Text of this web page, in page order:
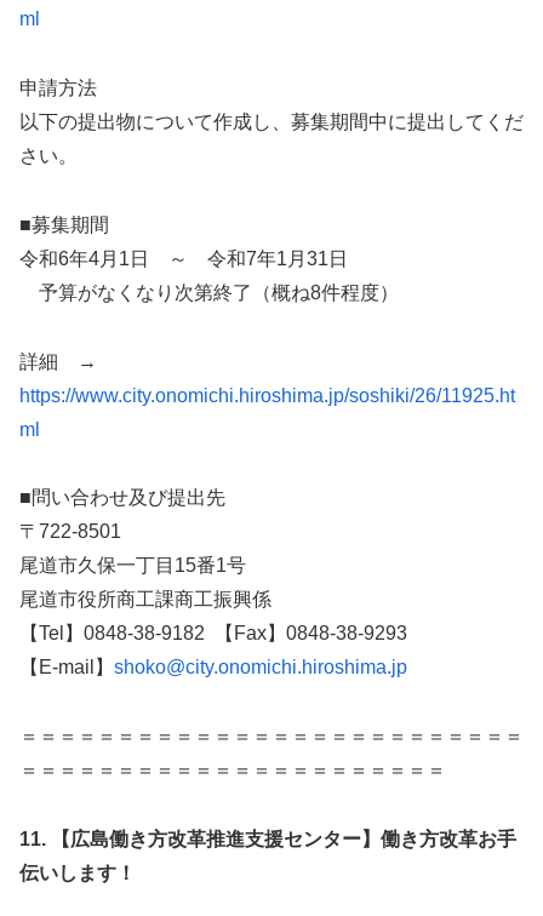
ml
申請方法
以下の提出物について作成し、募集期間中に提出してくだ
さい。
■募集期間
令和6年4月1日 ～ 令和7年1月31日
予算がなくなり次第終了（概ね8件程度）
詳細 →
https://www.city.onomichi.hiroshima.jp/soshiki/26/11925.ht
ml
■問い合わせ及び提出先
〒722-8501
尾道市久保一丁目15番1号
尾道市役所商工課商工振興係
【Tel】0848-38-9182 【Fax】0848-38-9293
【E-mail】 shoko@city.onomichi.hiroshima.jp
＝＝＝＝＝＝＝＝＝＝＝＝＝＝＝＝＝＝＝＝＝＝＝＝＝＝
＝＝＝＝＝＝＝＝＝＝＝＝＝＝＝＝＝＝＝＝＝＝
11.
【広島働き方改革推進支援センター】働き方改革お手
伝いします！